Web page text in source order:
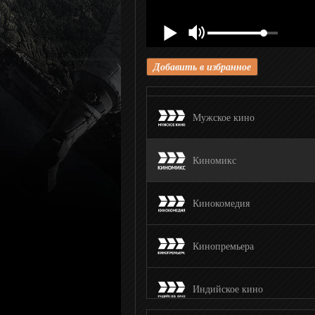
Добавить в избранное
КиноУжас
Киносемья
Мужское кино
Киномикс
Кинокомедия
Кинопремьера
Индийское кино